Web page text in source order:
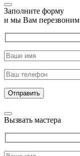
Заполните форму
и мы Вам перезвоним
Отправить
Вызвать мастера